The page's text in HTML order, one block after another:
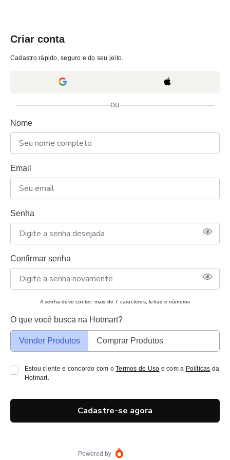
Criar conta
Cadastro rápido, seguro e do seu jeito.
ou
Nome
Email
Senha
Confirmar senha
A senha deve conter: mais de 7 caracteres, letras e números
O que você busca na Hotmart?
Vender Produtos Comprar Produtos
Estou ciente e concordo com oTermos de Uso e com a Políticas da
Hotmart.
Cadastre-se agora
Powered by